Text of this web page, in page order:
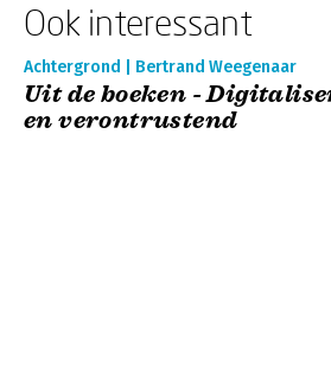
Ook interessant
Achtergrond | Bertrand Weegenaar
Uit de boeken -
en verontrustend